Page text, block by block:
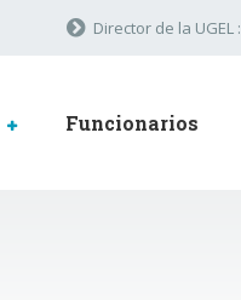
Director de la UGEL :
Funcionarios